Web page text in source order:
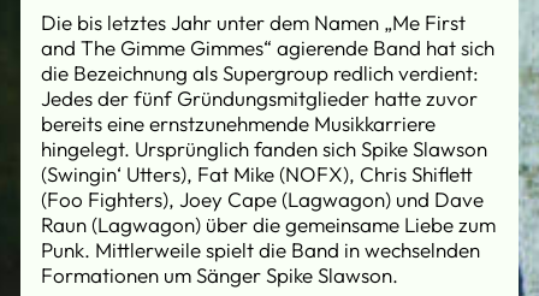
Die bis letztes Jahr unter dem Namen „Me First
and The Gimme Gimmes“ agierende Band hat sich
die Bezeichnung als Supergroup redlich verdient:
Jedes der fünf Gründungsmitglieder hatte zuvor
bereits eine ernstzunehmende Musikkarriere
hingelegt. Ursprünglich fanden sich Spike Slawson
(Swingin‘ Utters), Fat Mike (NOFX), Chris Shiflett
(Foo Fighters), Joey Cape (Lagwagon) und Dave
Raun (Lagwagon) über die gemeinsame Liebe zum
Punk. Mittlerweile spielt die Band in wechselnden
Formationen um Sänger Spike Slawson.